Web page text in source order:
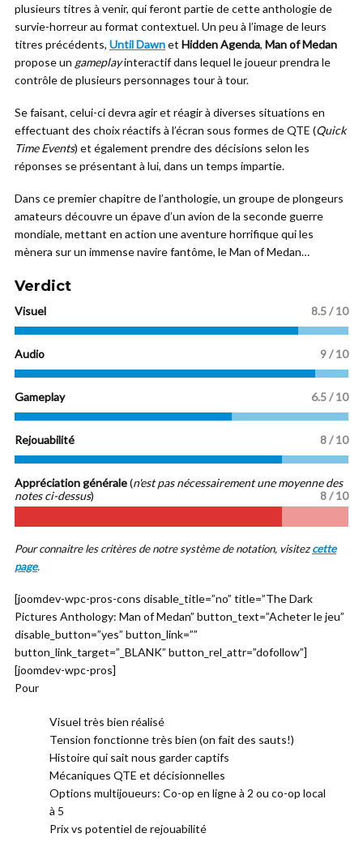
plusieurs titres à venir, qui feront partie de cette anthologie de
survie-horreur au format contextuel. Un peu à l’image de leurs
titres précédents, Until Dawnet Hidden Agenda, Man of Medan
propose un gameplayinteractif dans lequel le joueur prendra le
contrôle de plusieurs personnages tour à tour.
Se faisant, celui-ci devra agir et réagir à diverses situations en
effectuant des choix réactifs à l’écran sous formes de QTE (Quick
Time Events) et également prendre des décisions selon les
réponses se présentant à lui, dans un temps impartie.
Dans ce premier chapitre de l’anthologie, un groupe de plongeurs
amateurs découvre un épave d’un avion de la seconde guerre
mondiale, mettant en action une aventure horrifique qui les
mènera sur un immense navire fantôme, le Man of Medan…
Verdict
Visuel 8.5 / 10
Audio 9 / 10
Gameplay 6.5 / 10
Rejouabilité 8 / 10
Appréciation générale(n'est pas nécessairement une moyenne des
notes ci-dessus) 8 / 10
Pour connaitre les critères de notre système de notation, visitezcette
page.
[joomdev-wpc-pros-cons disable_title=”no” title=”The Dark
Pictures Anthology: Man of Medan” button_text=”Acheter le jeu”
disable_button=”yes” button_link=””
button_link_target=”_BLANK” button_rel_attr=”dofollow”]
[joomdev-wpc-pros]
Pour
Visuel très bien réalisé
Tension fonctionne très bien (on fait des sauts!)
Histoire qui sait nous garder captifs
Mécaniques QTE et décisionnelles
Options multijoueurs: Co-op en ligne à 2 ou co-op local
à 5
Prix vs potentiel de rejouabilité